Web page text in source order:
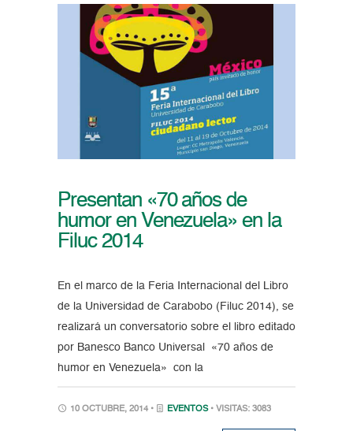
Presentan «70 años de
humor en Venezuela» en la
Filuc 2014
En el marco de la Feria Internacional del Libro
de la Universidad de Carabobo (Filuc 2014), se
realizará un conversatorio sobre el libro editado
por Banesco Banco Universal «70 años de
humor en Venezuela» con la
10 OCTUBRE, 2014 • EVENTOS • VISITAS: 3083